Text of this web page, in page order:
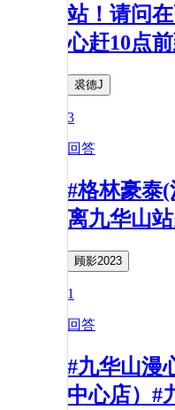
站！请问
心赶10点
裘德J
3
回答
#格林豪泰
离九华山
顾影2023
1
回答
#九华山漫
中心店）#